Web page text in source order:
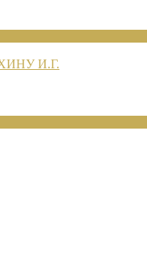
И.Г.